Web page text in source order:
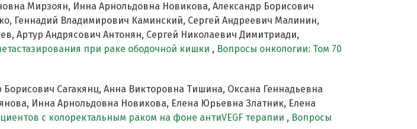
Мирзоян, Инна Арнольдовна Новикова, Александр Борисович
Геннадий Владимирович Каминский, Сергей Андреевич Малинин,
Артур Андрясович Антонян, Сергей Николаевич Димитриади,
при раке ободочной кишки , Вопросы онкологии: Том 70
Сагакянц, Анна Викторовна Тишина, Оксана Геннадьевна
Инна Арнольдовна Новикова, Елена Юрьевна Златник, Елена
с колоректальным раком на фоне антиVEGF терапии , Вопросы